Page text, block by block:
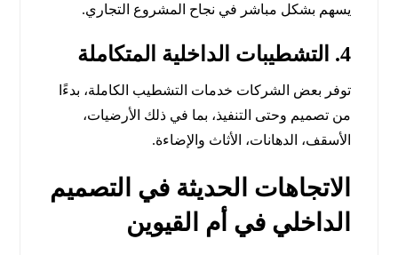
يسهم بشكل مباشر في نجاح المشروع التجاري.
4. التشطيبات الداخلية المتكاملة
توفر بعض الشركات خدمات التشطيب الكاملة، بدءًا
من تصميم وحتى التنفيذ، بما في ذلك الأرضيات،
الأسقف، الدهانات، الأثاث والإضاءة.
الاتجاهات الحديثة في التصميم
الداخلي في أم القيوين